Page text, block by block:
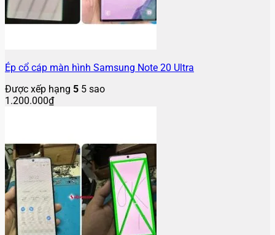
Ép cổ cáp màn hình Samsung Note 20 Ultra
Được xếp hạng 5 5 sao
1.200.000₫